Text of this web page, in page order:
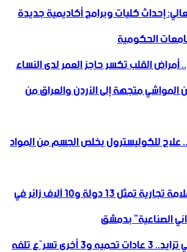
إحداث كليات وبرامج أكاديمية جديدة
الحكومية
أمراض القلب تكسر حاجز العمر لدى النساء
المواشي متجهة إلى الأردن ‏والعراق من
علاج للكوليسترول يخلص الجسم من المواد
أكثر من 300 علامة تجارية تمثل 13 دولة و10 آلاف زائر في
الصناعية” بدمشق
أخرى تسرّع تلفه